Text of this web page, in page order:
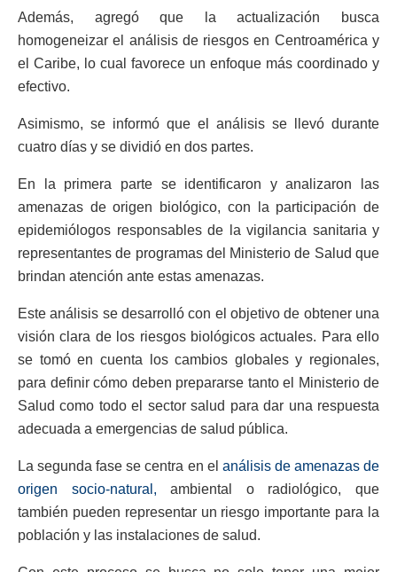
Además, agregó que la actualización busca
homogeneizar el análisis de riesgos en Centroamérica y
el Caribe, lo cual favorece un enfoque más coordinado y
efectivo.
Asimismo, se informó que el análisis se llevó durante
cuatro días y se dividió en dos partes.
En la primera parte se identificaron y analizaron las
amenazas de origen biológico, con la participación de
epidemiólogos responsables de la vigilancia sanitaria y
representantes de programas del Ministerio de Salud que
brindan atención ante estas amenazas.
Este análisis se desarrolló con el objetivo de obtener una
visión clara de los riesgos biológicos actuales. Para ello
se tomó en cuenta los cambios globales y regionales,
para definir cómo deben prepararse tanto el Ministerio de
Salud como todo el sector salud para dar una respuesta
adecuada a emergencias de salud pública.
La segunda fase se centra en el análisis de amenazas de
origen socio-natural, ambiental o radiológico, que
también pueden representar un riesgo importante para la
población y las instalaciones de salud.